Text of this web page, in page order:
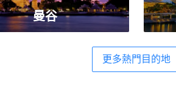
曼谷
更多熱門目的地